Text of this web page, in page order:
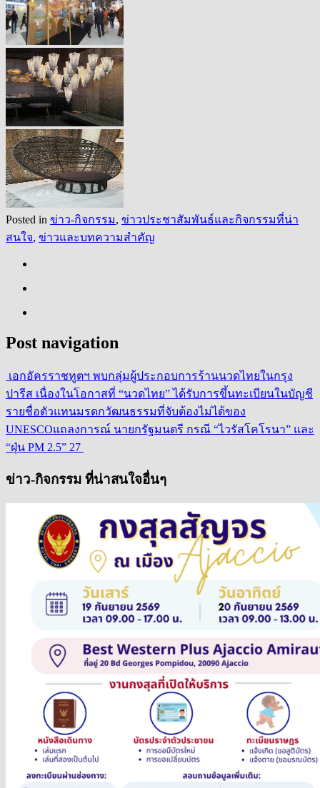
Posted in ข่าว-กิจกรรม, ข่าวประชาสัมพันธ์และกิจกรรมที่น่า
สนใจ, ข่าวและบทความสำคัญ
Post navigation
เอกอัครราชทูตฯ พบกลุ่มผู้ประกอบการร้านนวดไทยในกรุง
ปารีส เนื่องในโอกาสที่ “นวดไทย” ได้รับการขึ้นทะเบียนในบัญชี
รายชื่อตัวแทนมรดกวัฒนธรรมที่จับต้องไม่ได้ของ
UNESCOแถลงการณ์ นายกรัฐมนตรี กรณี “ไวรัสโคโรนา” และ
“ฝุ่น PM 2.5” 27
ข่าว-กิจกรรม ที่น่าสนใจอื่นๆ